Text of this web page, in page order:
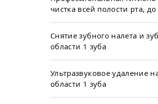
чистка всей полости рта,
Снятие зубного налета и
области 1 зуба
Ультразвуковое удаление
области 1 зуба